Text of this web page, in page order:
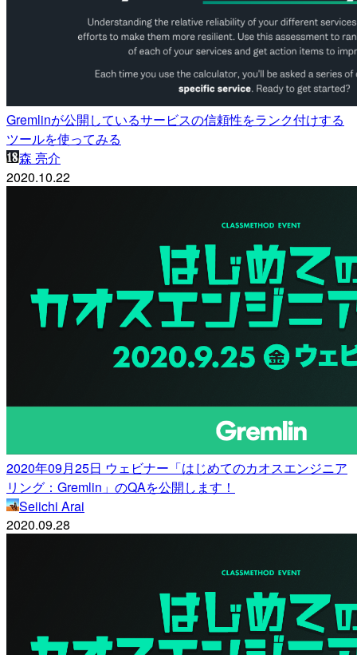
Gremlinが公開しているサービスの信頼性をランク付けする
ツールを使ってみる
森 亮介
2020.10.22
2020年09月25日 ウェビナー「はじめてのカオスエンジニア
リング：Gremlin」のQAを公開します！
Seiichi Arai
2020.09.28